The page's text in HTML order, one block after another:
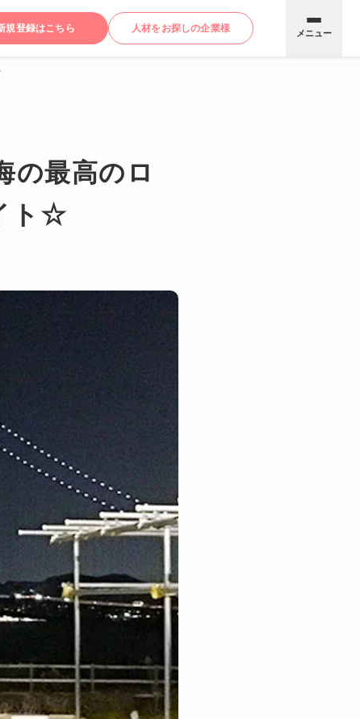
規登録はこちら 人材をお探しの企業様 メニュー
の最高のロ
ト☆